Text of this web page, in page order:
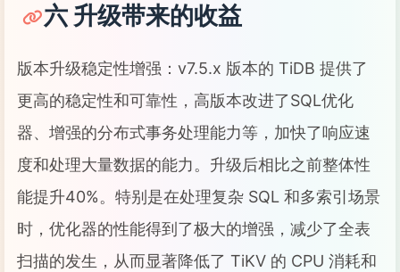
六 升级带来的收益
版本升级稳定性增强：v7.5.x 版本的 TiDB 提供了
更高的稳定性和可靠性，高版本改进了SQL优化
器、增强的分布式事务处理能力等，加快了响应速
度和处理大量数据的能力。升级后相比之前整体性
能提升40%。特别是在处理复杂 SQL 和多索引场景
时，优化器的性能得到了极大的增强，减少了全表
扫描的发生，从而显著降低了 TiKV 的 CPU 消耗和